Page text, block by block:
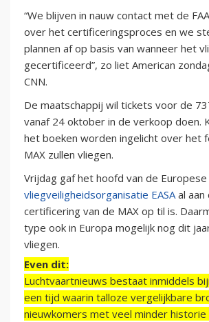
“We blijven in nauw contact met de
over het certificeringsproces en we
plannen af op basis van wanneer het
gecertificeerd”, zo liet American
CNN.
De maatschappij wil tickets voor de
vanaf 24 oktober in de verkoop doen.
het boeken worden ingelicht over het
MAX zullen vliegen.
Vrijdag gaf het hoofd van de Europese
vliegveiligheidsorganisatie EASAal aan
certificering van de MAX op til is.
type ook in Europa mogelijk nog dit
vliegen.
Even dit:
Luchtvaartnieuws bestaat inmiddels
een tijd waarin talloze vergelijkbare
nieuwkomers met veel minder historie